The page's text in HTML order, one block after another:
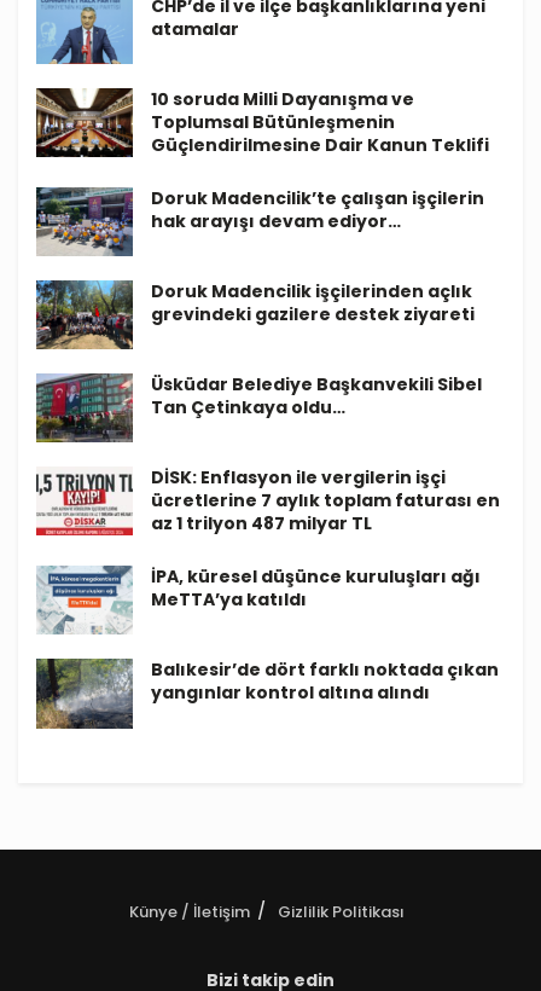
CHP’de il ve ilçe başkanlıklarına yeni
atamalar
10 soruda Milli Dayanışma ve
Toplumsal Bütünleşmenin
Güçlendirilmesine Dair Kanun Teklifi
Doruk Madencilik’te çalışan işçilerin
hak arayışı devam ediyor…
Doruk Madencilik işçilerinden açlık
grevindeki gazilere destek ziyareti
Üsküdar Belediye Başkanvekili Sibel
Tan Çetinkaya oldu…
DİSK: Enflasyon ile vergilerin işçi
ücretlerine 7 aylık toplam faturası en
az 1 trilyon 487 milyar TL
İPA, küresel düşünce kuruluşları ağı
MeTTA’ya katıldı
Balıkesir’de dört farklı noktada çıkan
yangınlar kontrol altına alındı
Künye / İletişim Gizlilik Politikası
Bizi takip edin